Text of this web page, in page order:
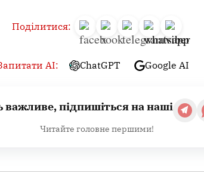
Поділитися:
AI: ChatGPT Google AI
важливе, підпишіться на наші
Читайте головне першими!